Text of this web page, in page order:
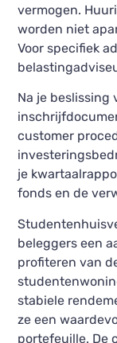
vermogen.
worden niet
Voor specifiek
Na je
customer
je
fonds en de
beleggers een
profiteren van
stabiele
ze een
portefeuille. De